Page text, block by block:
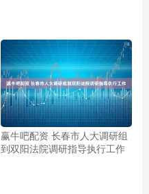
赢牛吧配资 长春市人大调研组
到双阳法院调研指导执行工作